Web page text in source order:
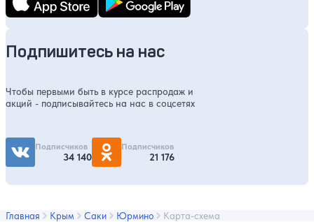
Подпишитесь на нас
Чтобы первыми быть в курсе распродаж и
акций - подписывайтесь на нас в соцсетях
Подписчиков
34 140
Подписчиков
21 176
Главная Крым Саки Юрмино Карта-схема